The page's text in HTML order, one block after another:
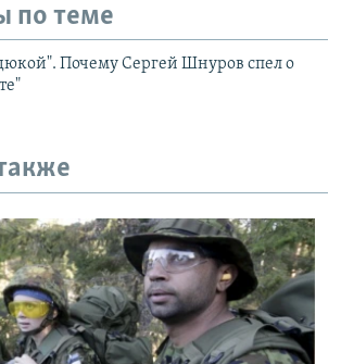
по теме
Почему Сергей Шнуров спел о